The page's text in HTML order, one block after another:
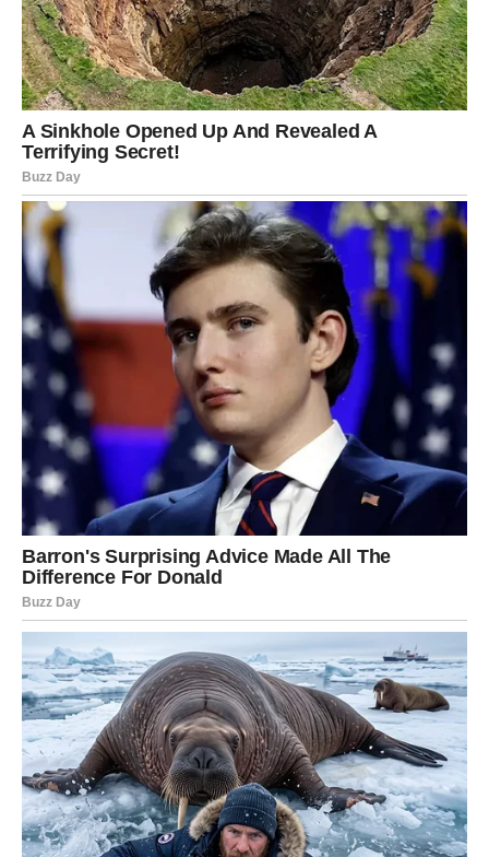
ostvarenju snova
Za nježne i empatične Ribe, univerzum je pripremio nešto
jednako posebno —probuđenu intuicijukoja postaje najjači
alat za postizanje ciljeva.
Oslobađanje od prepreka i
otvaranje novih puteva
Ribe će u narednom periodu primijetiti:
da brže donose prave odluke,
da im se otvaraju neočekivane, ali izuzetno povoljne prilike,
da se stari snovi napokon mogu pretvoriti u realnost,
da se financijska situacija stabilizira kroz nove izvore
prihoda ili podršku.
Anđeli vas vode nježno, ali sigurno. Bićete u stanju da jasno
vidite znakove oko sebe i razlikujete prave ljude, prave prilike i
prave trenutke.
Ribe će, više nego ikad, osjećati da su vođene nevidljivom
rukom — a ta ruka ih vodi prema oslobođenju i uspjehu.